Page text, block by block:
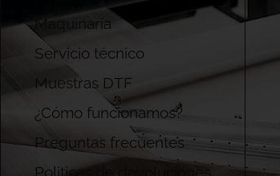
Maquinaria
Servicio técnico
Muestras DTF
¿Cómo funcionamos?
Preguntas frecuentes
Politicas de devoluciones